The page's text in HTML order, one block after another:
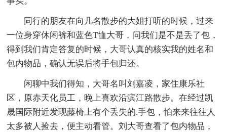
同行的朋友在向几名散步的大姐打听的时候，过来
一位身穿休闲裤和蓝色T恤大哥，问我们是不是丢了包，
得到我们肯定答复的时候，大哥认真的核实我的姓名和
包内物品，确认无误后将手包归还。
闲聊中我们得知，大哥名叫刘嘉凌，家住康乐社
区，原赤天化员工，晚上喜欢沿滨江路散步。在经过凯
晟国际附近发现藤椅上有个丢失的.手包，怕来来往往人
太多被人捡去，便主动看管。刘大哥查看了包内物品，